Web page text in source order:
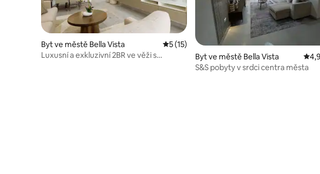
Byt ve městě Bella Vista Průměrné hodnocení 5 z 5, 15 hodnocení
5 (15)
Luxusní a exkluzivní 2BR ve věži s
Byt ve městě Bella Vista
S&S pobyty v srdci centra města